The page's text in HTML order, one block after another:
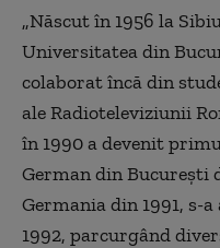
„Născut în 1956 la
Universitatea din
colaborat încă din
ale Radioteleviziunii
în 1990 a devenit
German din Bucureşti
Germania din 1991, s-
1992, parcurgând